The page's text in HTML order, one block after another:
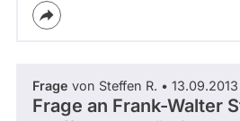
Frage von Steffen R. • 13.09.2013
Frage an Frank-Walter